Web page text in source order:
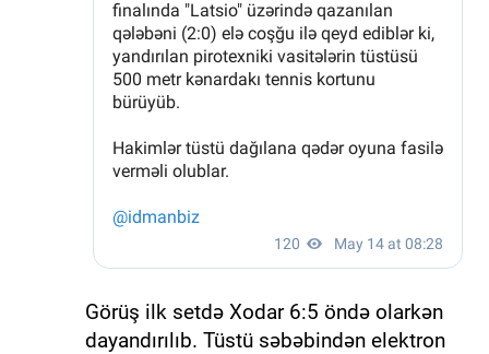
Görüş ilk setdə Xodar 6:5 öndə olarkən
dayandırılıb. Tüstü səbəbindən elektron